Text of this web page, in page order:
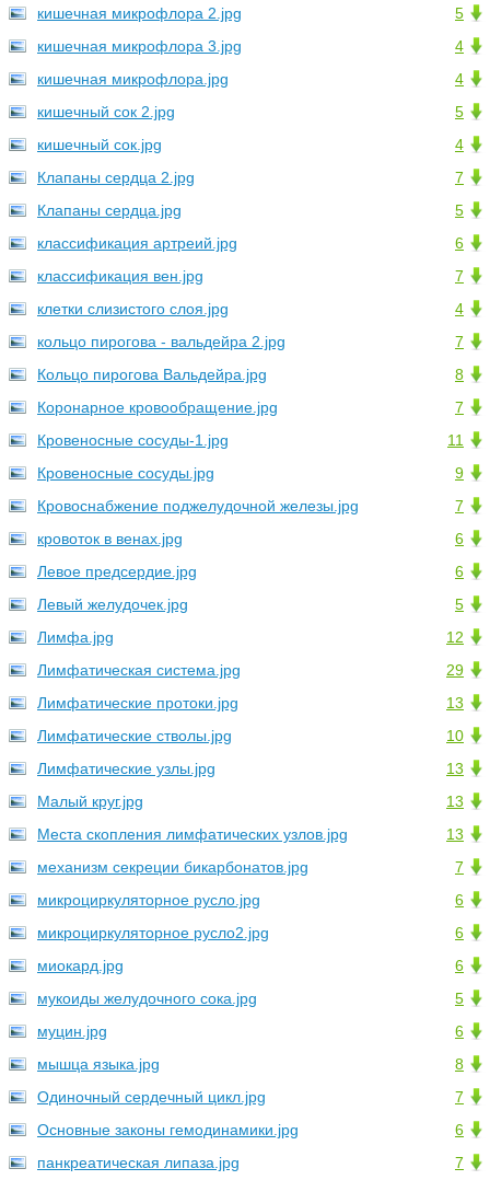
5
кишечная микрофлора 2.jpg
4
кишечная микрофлора 3.jpg
4
кишечная микрофлора.jpg
5
кишечный сок 2.jpg
4
кишечный сок.jpg
7
Клапаны сердца 2.jpg
5
Клапаны сердца.jpg
6
классификация артреий.jpg
7
классификация вен.jpg
4
клетки слизистого слоя.jpg
7
кольцо пирогова - вальдейра 2.jpg
8
Кольцо пирогова Вальдейра.jpg
7
Коронарное кровообращение.jpg
11
Кровеносные сосуды-1.jpg
9
Кровеносные сосуды.jpg
7
Кровоснабжение поджелудочной железы.jpg
6
кровоток в венах.jpg
6
Левое предсердие.jpg
5
Левый желудочек.jpg
12
Лимфа.jpg
29
Лимфатическая система.jpg
13
Лимфатические протоки.jpg
10
Лимфатические стволы.jpg
13
Лимфатические узлы.jpg
13
Малый круг.jpg
13
Места скопления лимфатических узлов.jpg
7
механизм секреции бикарбонатов.jpg
6
микроциркуляторное русло.jpg
6
микроциркуляторное русло2.jpg
6
миокард.jpg
5
мукоиды желудочного сока.jpg
6
муцин.jpg
8
мышца языка.jpg
7
Одиночный сердечный цикл.jpg
6
Основные законы гемодинамики.jpg
7
панкреатическая липаза.jpg